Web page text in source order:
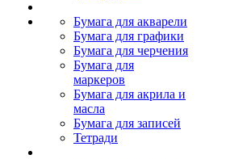
Бумага для акварели
Бумага для графики
Бумага для черчения
Бумага для
маркеров
Бумага для акрила и
масла
Бумага для записей
Тетради